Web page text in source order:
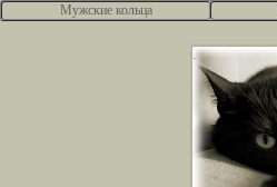
Мужские кольца
.